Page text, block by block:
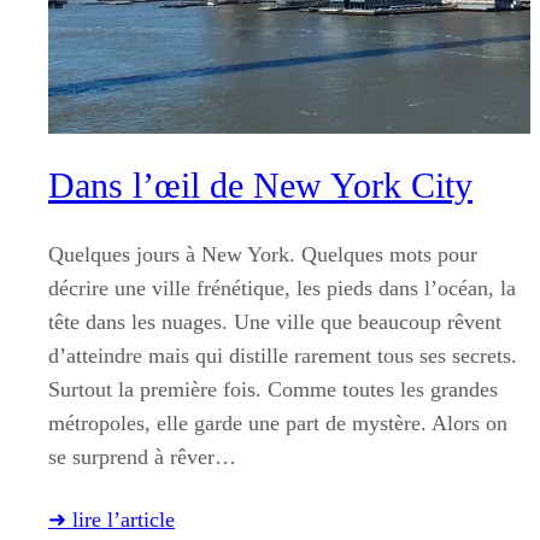
Dans l’œil de New York City
Quelques jours à New York. Quelques mots pour
décrire une ville frénétique, les pieds dans l’océan, la
tête dans les nuages. Une ville que beaucoup rêvent
d’atteindre mais qui distille rarement tous ses secrets.
Surtout la première fois. Comme toutes les grandes
métropoles, elle garde une part de mystère. Alors on
se surprend à rêver…
➜ lire l’article